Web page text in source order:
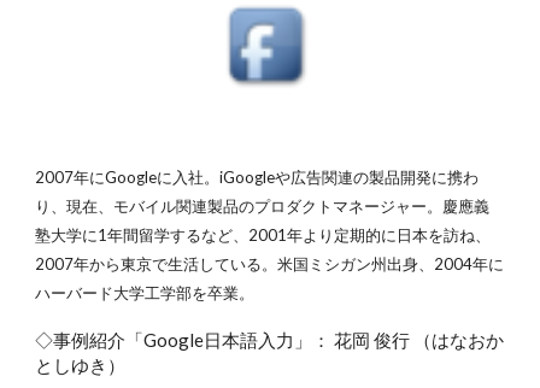
2007年にGoogleに入社。iGoogleや広告関連の製品開発に携わ
り、現在、モバイル関連製品のプロダクトマネージャー。慶應義
塾大学に1年間留学するなど、2001年より定期的に日本を訪ね、
2007年から東京で生活している。米国ミシガン州出身、2004年に
ハーバード大学工学部を卒業。
◇事例紹介「Google日本語入力」： 花岡 俊行 （はなおか
としゆき）